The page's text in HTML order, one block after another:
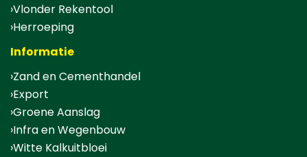
Vlonder Rekentool
Herroeping
Informatie
Zand en Cementhandel
Export
Groene Aanslag
Infra en Wegenbouw
Witte Kalkuitbloei